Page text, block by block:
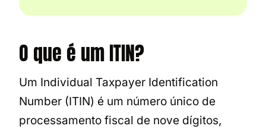
O que é um ITIN?
Um Individual Taxpayer Identification
Number (ITIN) é um número único de
processamento fiscal de nove dígitos,